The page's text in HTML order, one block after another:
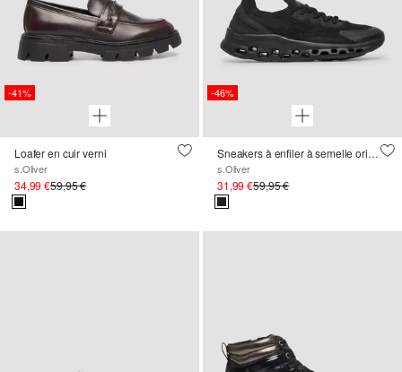
-41%
Loafer en cuir verni
s.Oliver
34,99 €59,95 €
-46%
Sneakers à enfiler à semelle originale
s.Oliver
31,99 €59,95 €